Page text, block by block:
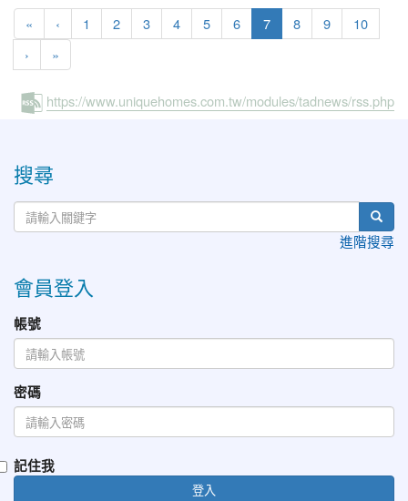
« ‹ 1 2 3 4 5 6 7(current)
8 9
10
›
»
https://www.uniquehomes.com.tw/modules/tadnews/rss.php
搜尋
進階搜尋
會員登入
帳號
密碼
記住我
登入